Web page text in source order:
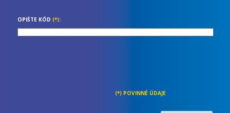
OPIŠTE KÓD (*):